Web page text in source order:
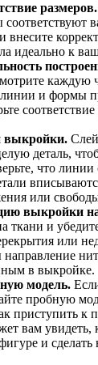
размеров.
соответствуют
внесите
идеально к
каждую
линии и формы
выкройки.
деталь,
что линии
или
выкройки
ткани и
или
в выкройке.
модель.
пробную
приступить к
вам увидеть,
и сделать